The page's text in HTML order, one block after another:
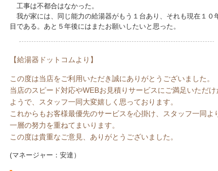
工事は不都合はなかった。
我が家には、同じ能力の給湯器がもう１台あり、それも現在１０
目である。あと５年後にはまたお願いしたいと思った。
【給湯器ドットコムより】
この度は当店をご利用いただき誠にありがとうございました。
当店のスピード対応やWEBお見積りサービスにご満足いただけ
ようで、スタッフ一同大変嬉しく思っております。
これからもお客様最優先のサービスを心掛け、スタッフ一同よ
一層の努力を重ねてまいります。
この度は貴重なご意見、ありがとうございました。
(マネージャー：安達）